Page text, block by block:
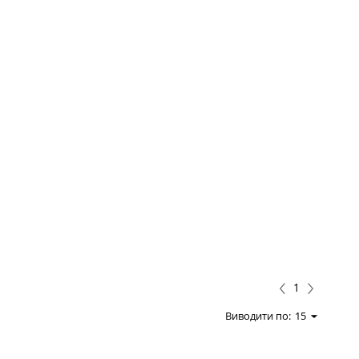
1
Виводити по: 15